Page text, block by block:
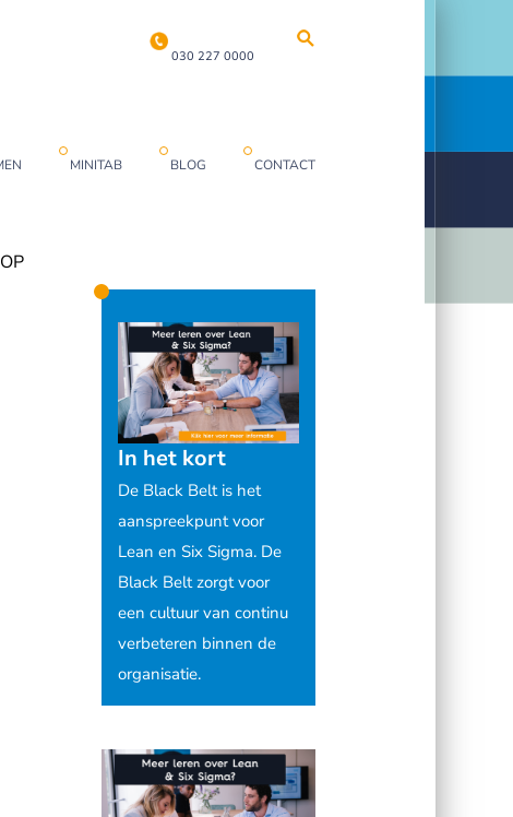
030 227 0000
MINITAB BLOG CONTACT
In het kort
De Black Belt is het
aanspreekpunt voor
Lean en Six Sigma. De
Black Belt zorgt voor
een cultuur van continu
verbeteren binnen de
organisatie.